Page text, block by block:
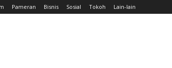
Pameran Bisnis Sosial Tokoh Lain-lain